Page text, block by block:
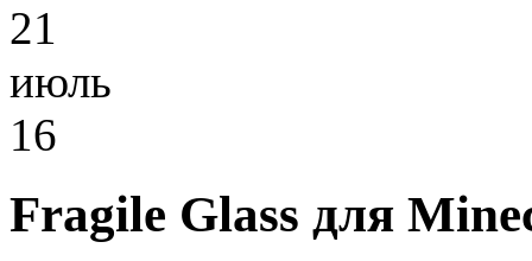
21
июль
16
Fragile Glass для